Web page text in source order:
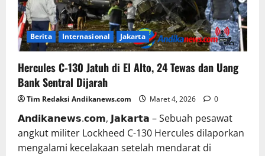
Berita Internasional Jakarta
Hercules C-130 Jatuh di El Alto, 24 Tewas dan Uang
Bank Sentral Dijarah
Tim Redaksi Andikanews.com Maret 4, 2026 0
𝗔𝗻𝗱𝗶𝗸𝗮𝗻𝗲𝘄𝘀.𝗰𝗼𝗺, 𝗝𝗮𝗸𝗮𝗿𝘁𝗮 – Sebuah pesawat
angkut militer Lockheed C-130 Hercules dilaporkan
mengalami kecelakaan setelah mendarat di